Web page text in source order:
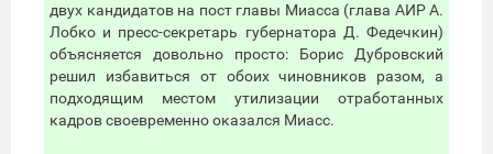
двух кандидатов на пост главы Миасса (глава АИР А.
Лобко и пресс-секретарь губернатора Д. Федечкин)
объясняется довольно просто: Борис Дубровский
решил избавиться от обоих чиновников разом, а
подходящим местом утилизации отработанных
кадров своевременно оказался Миасс.